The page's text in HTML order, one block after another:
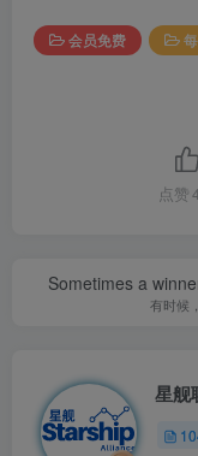
会员免费
点赞
Sometimes a
有时候
星舰